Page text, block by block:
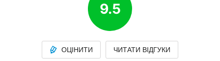
9.5
ОЦІНИТИ ЧИТАТИ ВІДГУКИ